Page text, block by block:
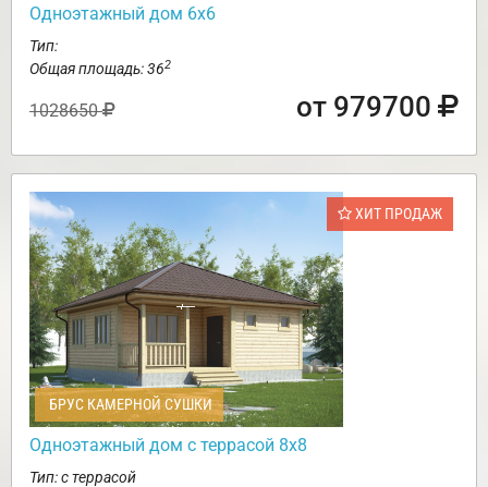
Одноэтажный дом 6х6
Тип:
Общая площадь: 362
1028650 от 979700
ХИТ ПРОДАЖ
БРУС КАМЕРНОЙ СУШКИ
Одноэтажный дом с террасой 8х8
Тип: с террасой